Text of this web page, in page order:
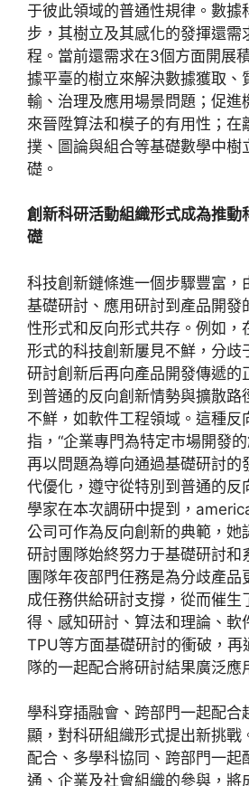
于彼此領域的普通性規律。數據
步，其樹立及其感化的發揮還需
程。當前還需求在3個方面開展
據平臺的樹立來解決數據獲取、
輸、治理及應用場景問題；促進
來晉陞算法和模子的有用性；在
撲、圖論與組合等基礎數學中樹
礎。
創新科研活動組織形式成為推動
礎
科技創新鏈條進一個步驟豐富，
基礎研討、應用研討到產品開發
性形式和反向形式共存。例如，
形式的科技創新屢見不鮮，分歧
研討創新后再向產品開發傳遞的
到普通的反向創新情勢與擴散路
不鮮，如軟件工程領域。這種反
指，“企業專門為特定市場開發
再以問題為導向通過基礎研討的
代優化，遵守從特別到普通的反
學家在本次調研中提到，
公司可作為反向創新的典範，她
研討團隊始終努力于基礎研討和
團隊年夜部門任務是為分歧產品
成任務供給研討支撐，從而催生
得、感知研討、算法和理論、軟
TPU等方面基礎研討的衝破，再
隊的一起配合將研討結果廣泛應
學科穿插融會、跨部門一起配合
顯，對科研組織形式提出新挑戰
配合、多學科協同、跨部門一起
通、企業及社會組織的參與，將